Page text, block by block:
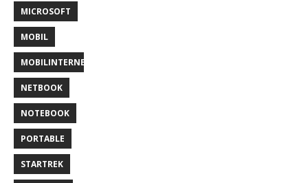
MICROSOFT
MOBIL
MOBILINTERNET
NETBOOK
NOTEBOOK
PORTABLE
STARTREK